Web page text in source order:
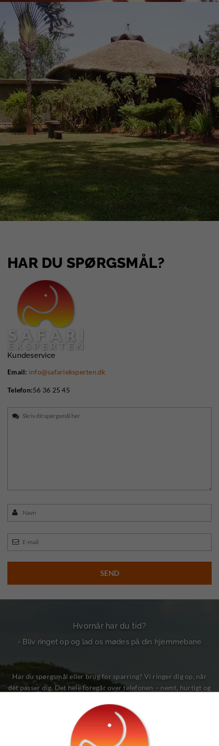
HAR DU SPØRGSMÅL?
Kundeservice
Email: info@safarieksperten.dk
Telefon:56 36 25 45
Hvornår har du tid?
- Bliv ringet op og lad os mødes på din hjemmebane
Har du spørgsmål eller brug for sparring? Vi ringer dig op, når
det passer dig. Det hele foregår over telefonen – nemt, hurtigt og